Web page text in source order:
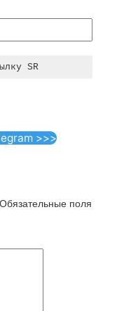
>>>
Обязательные поля